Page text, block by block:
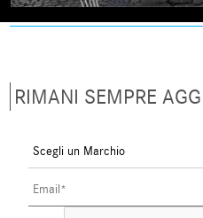
RIMANI SEMPRE